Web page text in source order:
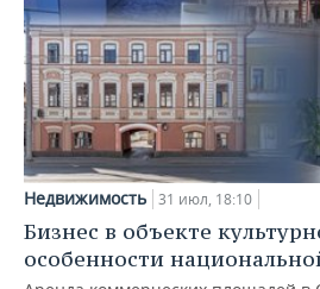
Недвижимость 31 июл, 18:10
Бизнес в объекте
особенности